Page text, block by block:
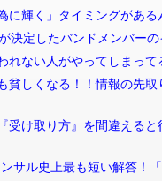
輝く」タイミングがある
定したバンドメンバーの
れない人がやってしまって
しくなる！！情報の先取
け取り方』を間違えると
サル史上最も短い解答！